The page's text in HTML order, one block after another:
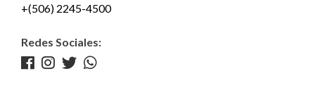
+(506) 2245-4500
Redes Sociales: